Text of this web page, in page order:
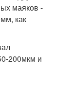
маяков -
как
200мкм и